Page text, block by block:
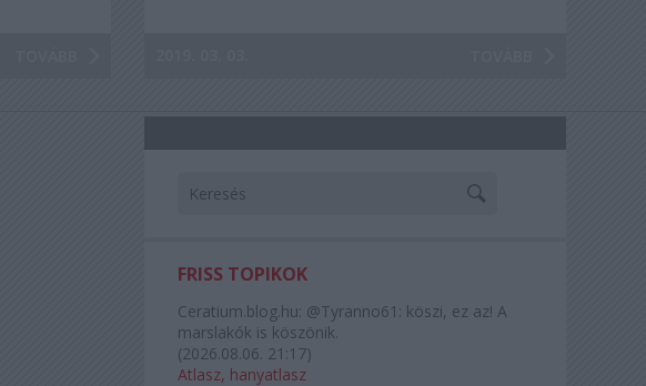
FRISS TOPIKOK
Ceratium.blog.hu: @Tyranno61: köszi, ez az! A
marslakók is köszönik.
(2026.08.06. 21:17)
Atlasz, hanyatlasz